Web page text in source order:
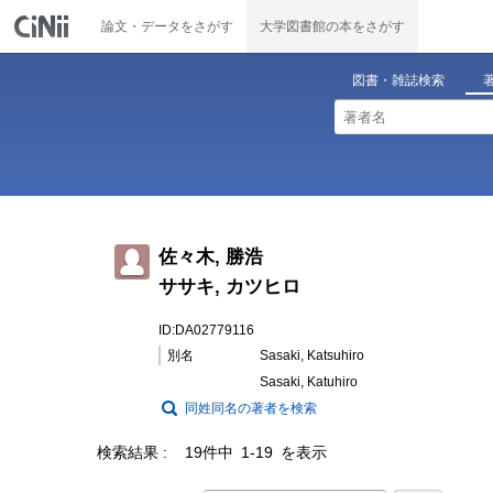
論文・データをさがす 大学図書館の本をさがす
図書・雑誌検索
佐々木, 勝浩
ササキ, カツヒロ
ID:DA02779116
別名
Sasaki, Katsuhiro
Sasaki, Katuhiro
同姓同名の著者を検索
検索結果 19件中 1-19 を表示